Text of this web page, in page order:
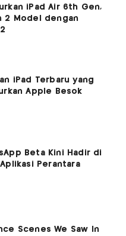
iPad Air 6th Gen,
2 Model dengan
iPad Terbaru yang
Apple Besok
Beta Kini Hadir di
Perantara